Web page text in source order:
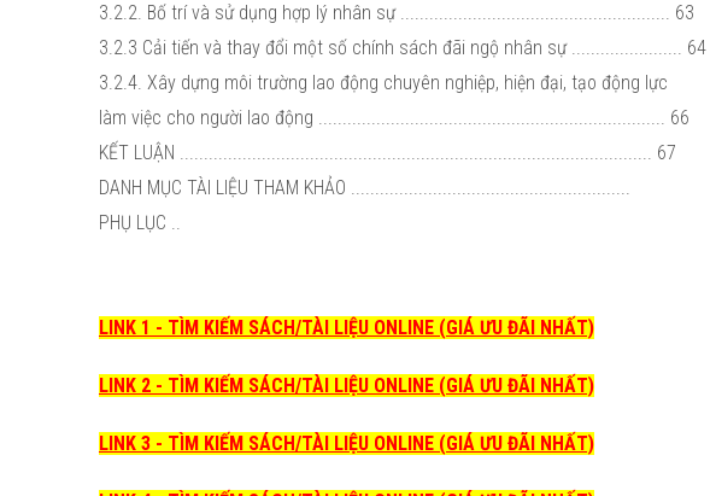
3.2.2. Bố trí và sử dụng hợp lý nhân sự ........................................................ 63
3.2.3 Cải tiến và thay đổi một số chính sách đãi ngộ nhân sự ....................... 64
3.2.4. Xây dựng môi trường lao động chuyên nghiệp, hiện đại, tạo động lực
làm việc cho người lao động ........................................................................ 66
KẾT LUẬN .................................................................................................. 67
DANH MỤC TÀI LIỆU THAM KHẢO ..........................................................
PHỤ LỤC ..
LINK 1 - TÌM KIẾM SÁCH/TÀI LIỆU ONLINE (GIÁ ƯU ĐÃI NHẤT)
LINK 2 - TÌM KIẾM SÁCH/TÀI LIỆU ONLINE (GIÁ ƯU ĐÃI NHẤT)
LINK 3 - TÌM KIẾM SÁCH/TÀI LIỆU ONLINE (GIÁ ƯU ĐÃI NHẤT)